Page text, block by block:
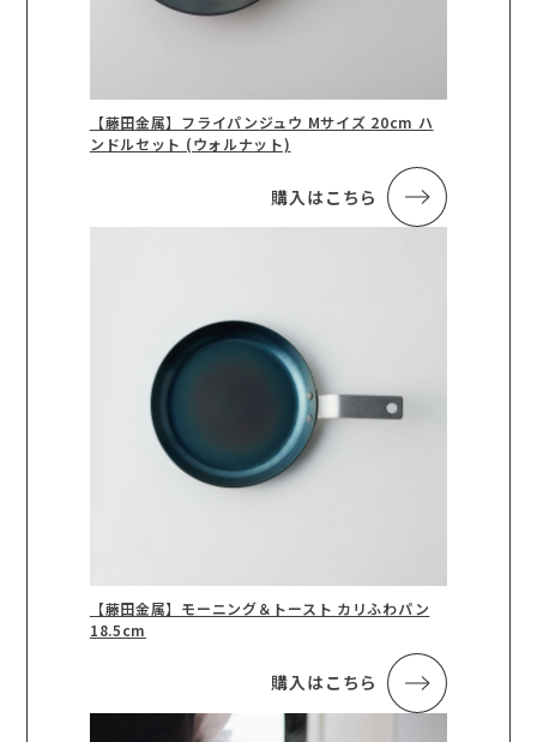
【藤田金属】フライパンジュウ Mサイズ 20cm ハ
ンドルセット (ウォルナット)
購入はこちら
【藤田金属】モーニング＆トースト カリふわパン
18.5cm
購入はこちら